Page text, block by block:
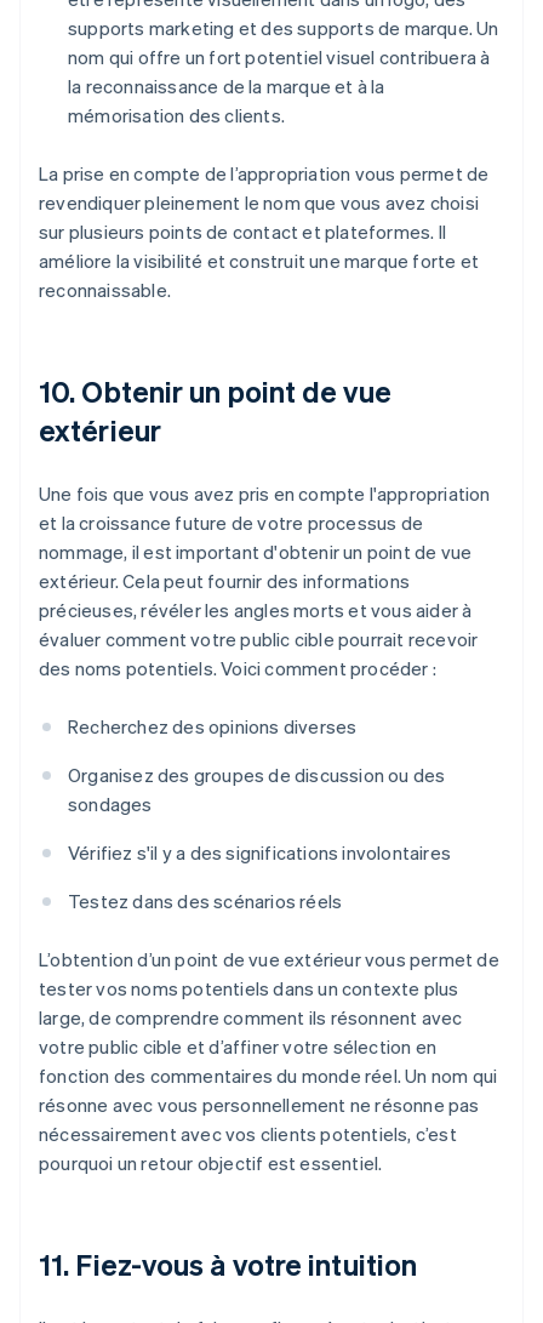
supports marketing et des supports de marque. Un
nom qui offre un fort potentiel visuel contribuera à
la reconnaissance de la marque et à la
mémorisation des clients.
La prise en compte de l’appropriation vous permet de
revendiquer pleinement le nom que vous avez choisi
sur plusieurs points de contact et plateformes. Il
améliore la visibilité et construit une marque forte et
reconnaissable.
10. Obtenir un point de vue
extérieur
Une fois que vous avez pris en compte l'appropriation
et la croissance future de votre processus de
nommage, il est important d'obtenir un point de vue
extérieur. Cela peut fournir des informations
précieuses, révéler les angles morts et vous aider à
évaluer comment votre public cible pourrait recevoir
des noms potentiels. Voici comment procéder :
Recherchez des opinions diverses
Organisez des groupes de discussion ou des
sondages
Vérifiez s'il y a des significations involontaires
Testez dans des scénarios réels
L’obtention d’un point de vue extérieur vous permet de
tester vos noms potentiels dans un contexte plus
large, de comprendre comment ils résonnent avec
votre public cible et d’affiner votre sélection en
fonction des commentaires du monde réel. Un nom qui
résonne avec vous personnellement ne résonne pas
nécessairement avec vos clients potentiels, c’est
pourquoi un retour objectif est essentiel.
11. Fiez-vous à votre intuition